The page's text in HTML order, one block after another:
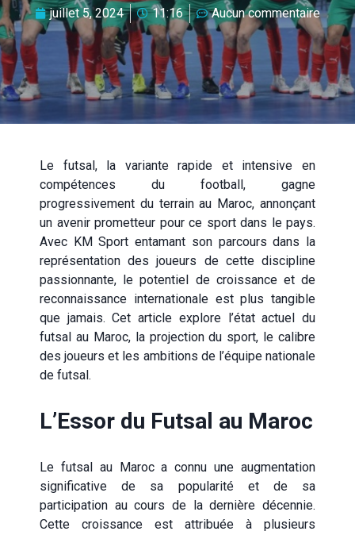
juillet 5, 2024 11:16 Aucun commentaire
Le futsal, la variante rapide et intensive en
compétences du football, gagne
progressivement du terrain au Maroc, annonçant
un avenir prometteur pour ce sport dans le pays.
Avec KM Sport entamant son parcours dans la
représentation des joueurs de cette discipline
passionnante, le potentiel de croissance et de
reconnaissance internationale est plus tangible
que jamais. Cet article explore l’état actuel du
futsal au Maroc, la projection du sport, le calibre
des joueurs et les ambitions de l’équipe nationale
de futsal.
L’Essor du Futsal au Maroc
Le futsal au Maroc a connu une augmentation
significative de sa popularité et de sa
participation au cours de la dernière décennie.
Cette croissance est attribuée à plusieurs